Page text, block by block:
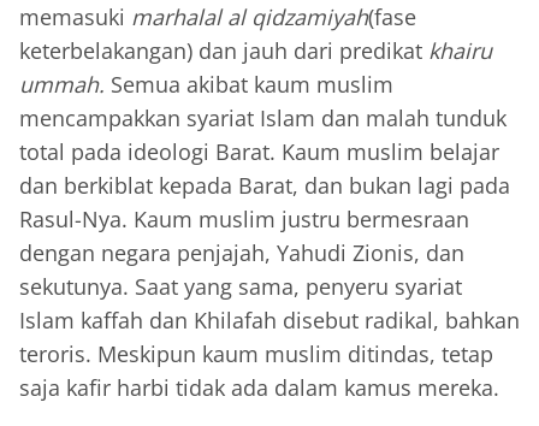
memasuki marhalal al qidzamiyah(fase
keterbelakangan) dan jauh dari predikat khairu
ummah. Semua akibat kaum muslim
mencampakkan syariat Islam dan malah tunduk
total pada ideologi Barat. Kaum muslim belajar
dan berkiblat kepada Barat, dan bukan lagi pada
Rasul-Nya. Kaum muslim justru bermesraan
dengan negara penjajah, Yahudi Zionis, dan
sekutunya. Saat yang sama, penyeru syariat
Islam kaffah dan Khilafah disebut radikal, bahkan
teroris. Meskipun kaum muslim ditindas, tetap
saja kafir harbi tidak ada dalam kamus mereka.